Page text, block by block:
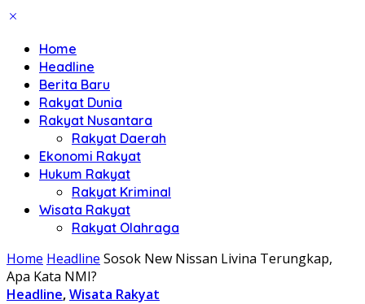
Home
Headline
Berita Baru
Rakyat Dunia
Rakyat Nusantara
Rakyat Daerah
Ekonomi Rakyat
Hukum Rakyat
Rakyat Kriminal
Wisata Rakyat
Rakyat Olahraga
Home Headline Sosok New Nissan Livina Terungkap,
Apa Kata NMI?
Headline,Wisata Rakyat